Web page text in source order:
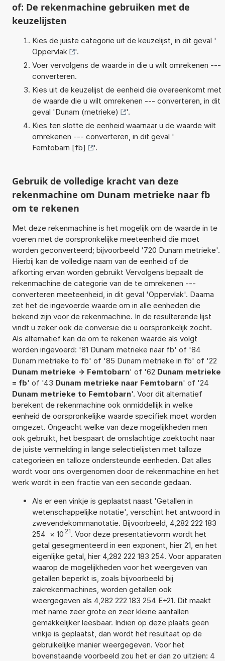
of: De rekenmachine gebruiken met de
keuzelijsten
Kies de juiste categorie uit de keuzelijst, in dit geval '
Oppervlak
'.
Voer vervolgens de waarde in die u wilt omrekenen ---
converteren.
Kies uit de keuzelijst de eenheid die overeenkomt met
de waarde die u wilt omrekenen --- converteren, in dit
geval 'Dunam (metrieke)
'.
Kies ten slotte de eenheid waarnaar u de waarde wilt
omrekenen --- converteren, in dit geval '
Femtobarn [fb]
'.
Gebruik de volledige kracht van deze
rekenmachine om Dunam metrieke naar fb
om te rekenen
Met deze rekenmachine is het mogelijk om de waarde in te
voeren met de oorspronkelijke meeteenheid die moet
worden geconverteerd; bijvoorbeeld '720 Dunam metrieke'.
Hierbij kan de volledige naam van de eenheid of de
afkorting ervan worden gebruikt Vervolgens bepaalt de
rekenmachine de categorie van de te omrekenen ---
converteren meeteenheid, in dit geval 'Oppervlak'. Daarna
zet het de ingevoerde waarde om in alle eenheden die
bekend zijn voor de rekenmachine. In de resulterende lijst
vindt u zeker ook de conversie die u oorspronkelijk zocht.
Als alternatief kan de om te rekenen waarde als volgt
worden ingevoerd: '81 Dunam metrieke naar fb' of '84
Dunam metrieke to fb' of '85 Dunam metrieke in fb' of '22
Dunam metrieke -> Femtobarn' of '62 Dunam metrieke
= fb' of '43 Dunam metrieke naar Femtobarn' of '24
Dunam metrieke to Femtobarn'. Voor dit alternatief
berekent de rekenmachine ook onmiddellijk in welke
eenheid de oorspronkelijke waarde specifiek moet worden
omgezet. Ongeacht welke van deze mogelijkheden men
ook gebruikt, het bespaart de omslachtige zoektocht naar
de juiste vermelding in lange selectielijsten met talloze
categorieën en talloze ondersteunde eenheden. Dat alles
wordt voor ons overgenomen door de rekenmachine en het
werk wordt in een fractie van een seconde gedaan.
Als er een vinkje is geplaatst naast 'Getallen in
wetenschappelijke notatie', verschijnt het antwoord in
zwevendekommanotatie. Bijvoorbeeld, 4,282 222 183
254 × 10 21. Voor deze presentatievorm wordt het
getal gesegmenteerd in een exponent, hier 21, en het
eigenlijke getal, hier 4,282 222 183 254. Voor apparaten
waarop de mogelijkheden voor het weergeven van
getallen beperkt is, zoals bijvoorbeeld bij
zakrekenmachines, worden getallen ook
weergegeven als 4,282 222 183 254 E+21. Dit maakt
met name zeer grote en zeer kleine aantallen
gemakkelijker leesbaar. Indien op deze plaats geen
vinkje is geplaatst, dan wordt het resultaat op de
gebruikelijke manier weergegeven. Voor het
bovenstaande voorbeeld zou het er dan zo uitzien: 4